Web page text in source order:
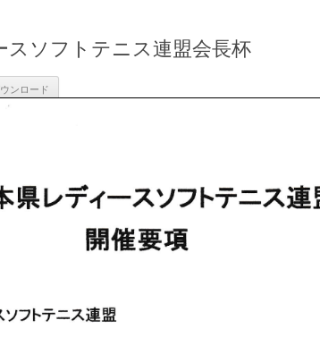
ソフトテニス連盟会長杯
ンロード